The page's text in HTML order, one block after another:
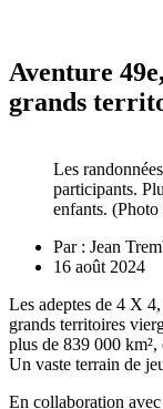
Aventure
grands
Les
participants.
enfants.
Par : Jean
16 août 2024
Les adeptes de 4 X
grands territoires
plus de 839 000
Un vaste terrain de
En collaboration